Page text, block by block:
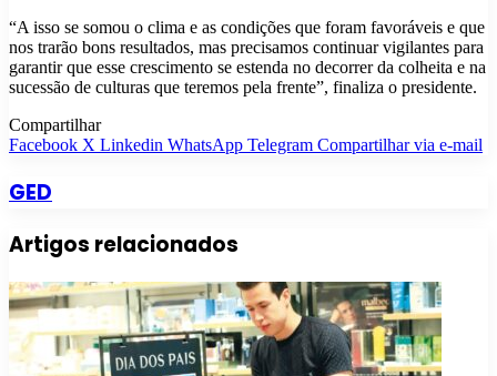
“A isso se somou o clima e as condições que foram favoráveis e que
nos trarão bons resultados, mas precisamos continuar vigilantes para
garantir que esse crescimento se estenda no decorrer da colheita e na
sucessão de culturas que teremos pela frente”, finaliza o presidente.
Compartilhar
Facebook X Linkedin WhatsApp Telegram Compartilhar via e-mail
GED
Artigos relacionados